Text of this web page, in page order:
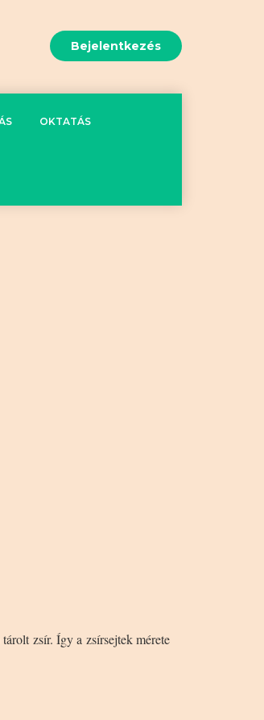
Bejelentkezés
OKTATÁS
zsír. Így a zsírsejtek mérete